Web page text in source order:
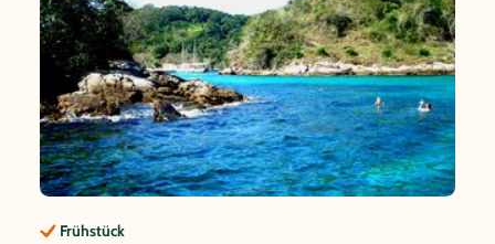
Frühstück